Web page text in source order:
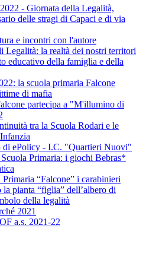
- Giornata della Legalità,
delle stragi di Capaci e di via
e incontri con l'autore
Legalità: la realtà dei nostri territori
educativo della famiglia e della
la scuola primaria Falcone
di mafia
partecipa a "M'illumino di
tra la Scuola Rodari e le
di ePolicy - I.C. "Quartieri Nuovi"
Primaria: i giochi Bebras*
“Falcone” i carabinieri
la pianta “figlia” dell’albero di
della legalità
2021
a.s. 2021-22